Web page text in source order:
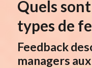
Quels
types de
Feedback
managers